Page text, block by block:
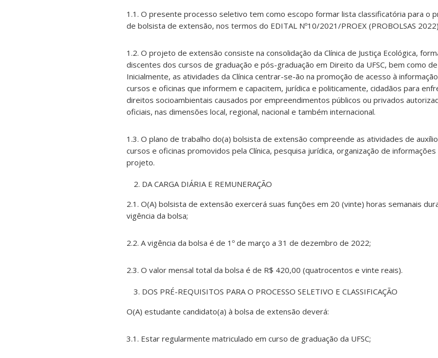
1.1. O presente processo seletivo tem como escopo formar lista classificatória para o
de bolsista de extensão, nos termos do EDITAL Nº10/2021/PROEX (PROBOLSAS
1.2. O projeto de extensão consiste na consolidação da Clínica de Justiça Ecológica,
discentes dos cursos de graduação e pós-graduação em Direito da UFSC, bem como
Inicialmente, as atividades da Clínica centrar-se-ão na promoção de acesso à
cursos e oficinas que informem e capacitem, jurídica e politicamente, cidadãos para
direitos socioambientais causados por empreendimentos públicos ou privados
oficiais, nas dimensões local, regional, nacional e também internacional.
1.3. O plano de trabalho do(a) bolsista de extensão compreende as atividades de
cursos e oficinas promovidos pela Clínica, pesquisa jurídica, organização de
projeto.
DA CARGA DIÁRIA E REMUNERAÇÃO
2.1. O(A) bolsista de extensão exercerá suas funções em 20 (vinte) horas semanais
vigência da bolsa;
2.2. A vigência da bolsa é de 1º de março a 31 de dezembro de 2022;
2.3. O valor mensal total da bolsa é de R$ 420,00 (quatrocentos e vinte reais).
DOS PRÉ-REQUISITOS PARA O PROCESSO SELETIVO E CLASSIFICAÇÃO
O(A) estudante candidato(a) à bolsa de extensão deverá:
3.1. Estar regularmente matriculado em curso de graduação da UFSC;